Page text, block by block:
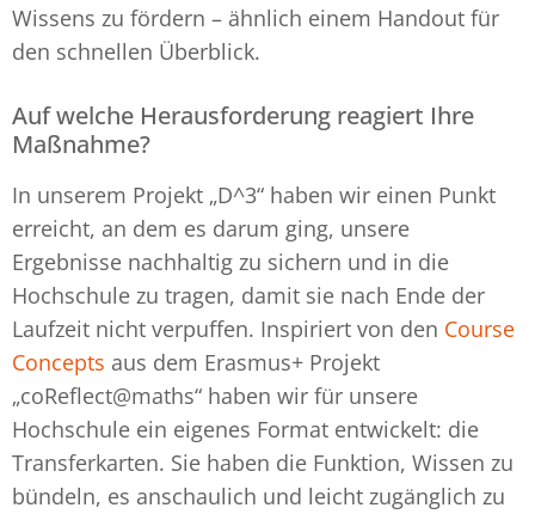
Wissens zu fördern – ähnlich einem Handout für
den schnellen Überblick.
Auf welche Herausforderung reagiert Ihre
Maßnahme?
In unserem Projekt „D^3“ haben wir einen Punkt
erreicht, an dem es darum ging, unsere
Ergebnisse nachhaltig zu sichern und in die
Hochschule zu tragen, damit sie nach Ende der
Laufzeit nicht verpuffen. Inspiriert von den Course
Concepts aus dem Erasmus+ Projekt
„coReflect@maths“ haben wir für unsere
Hochschule ein eigenes Format entwickelt: die
Transferkarten. Sie haben die Funktion, Wissen zu
bündeln, es anschaulich und leicht zugänglich zu